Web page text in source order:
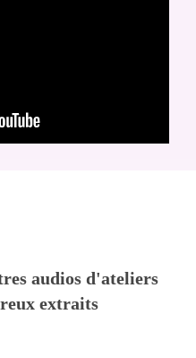
audios d'ateliers
extraits